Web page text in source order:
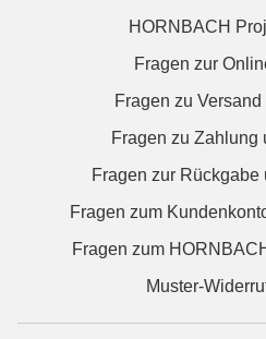
HORNBACH
Fragen zur
Fragen zu
Fragen zu Zahlung
Fragen zur
Fragen zum
Fragen zum
Muster-